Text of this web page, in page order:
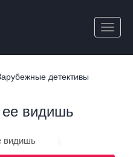
Toggle
детективы
видишь